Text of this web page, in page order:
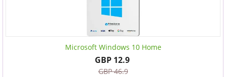
Microsoft Windows 10 Home
GBP 12.9
GBP 46.9